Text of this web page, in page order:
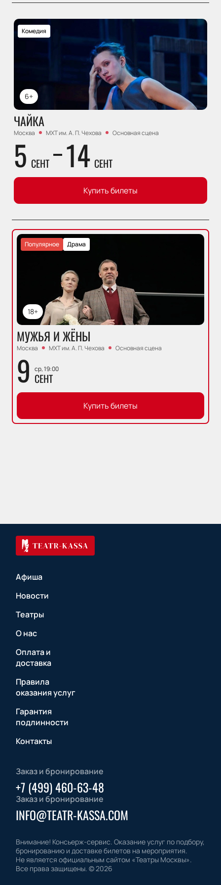
6+
Комедия
ЧАЙКА
Москва МХТ им. А. П. Чехова Основная сцена
5 СЕНТ 14 СЕНТ
Купить билеты
18+
Драма
Популярное
МУЖЬЯ И ЖЁНЫ
Москва МХТ им. А. П. Чехова Основная сцена
9 ср, 19:00
СЕНТ
Купить билеты
Афиша
Новости
Театры
О нас
Оплата и
доставка
Правила
оказания услуг
Гарантия
подлинности
Контакты
Заказ и бронирование
+7 (499) 460-63-48
Заказ и бронирование
INFO@TEATR-KASSA.COM
Внимание! Консьерж-сервис. Оказание услуг по подбору,
бронированию и доставке билетов на мероприятия.
Не является официальным сайтом «Театры Москвы».
Все права защищены. ©2026